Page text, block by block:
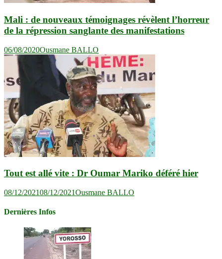
Mali : de nouveaux témoignages révèlent l’horreur
de la répression sanglante des manifestations
06/08/2020Ousmane BALLO
Tout est allé vite : Dr Oumar Mariko déféré hier
08/12/202108/12/2021Ousmane BALLO
Dernières Infos